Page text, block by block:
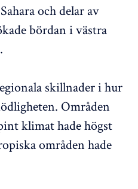
och delar av
bördan i västra
skillnader i hur
Områden
klimat hade högst
områden hade